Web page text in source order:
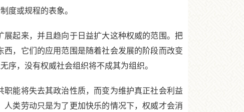
度或规程的表象。
起来，并且趋向于日益扩大这种权威的范围。把
，它们的应用范围是随着社会发展的阶段而改变
序，没有权威社会组织将不成其为组织。
能将失去其政治性质，而变为维护真正社会利益
类劳动只是为了更加快乐的情况下，权威才会消